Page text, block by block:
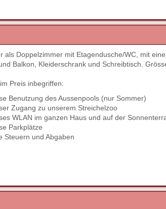
als Doppelzimmer mit Etagendusche/WC, mit
Balkon, Kleiderschrank und Schreibtisch.
Preis inbegriffen:
Benutzung des Aussenpools (nur Sommer)
Zugang zu unserem Streichelzoo
WLAN im ganzen Haus und auf der
Parkplätze
Steuern und Abgaben